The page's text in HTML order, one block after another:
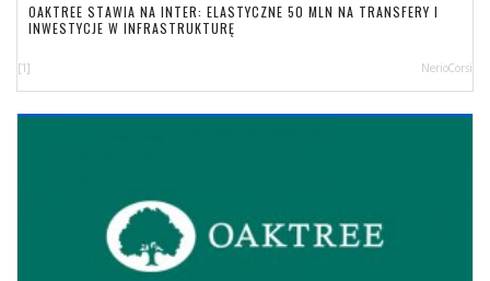
OAKTREE STAWIA NA INTER: ELASTYCZNE 50 MLN NA TRANSFERY I
INWESTYCJE W INFRASTRUKTURĘ
[1] NerioCorsi